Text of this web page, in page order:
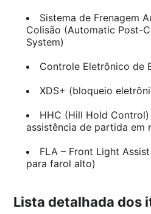
Sistema de Frenagem
Colisão (Automatic Post-
System)
Controle Eletrônico de
XDS+ (bloqueio
HHC (Hill Hold
assistência de partida em
FLA – Front Light
para farol alto)
Lista detalhada dos